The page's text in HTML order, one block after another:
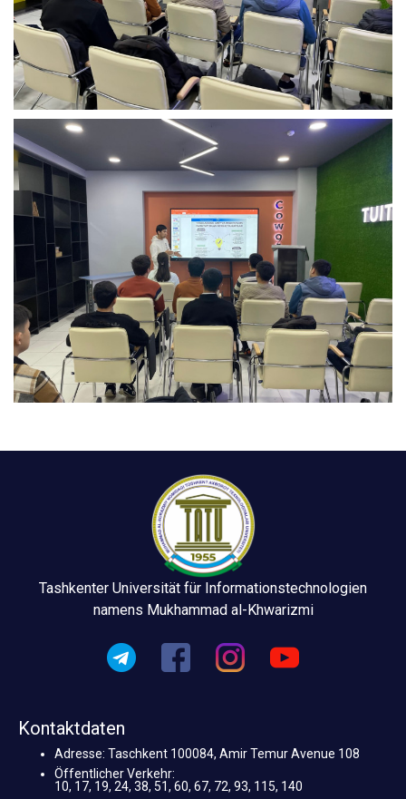
Tashkenter Universität für Informationstechnologien
namens Mukhammad al-Khwarizmi
Kontaktdaten
Adresse: Taschkent 100084, Amir Temur Avenue 108
Öffentlicher Verkehr:
10, 17, 19, 24, 38, 51, 60, 67, 72, 93, 115, 140